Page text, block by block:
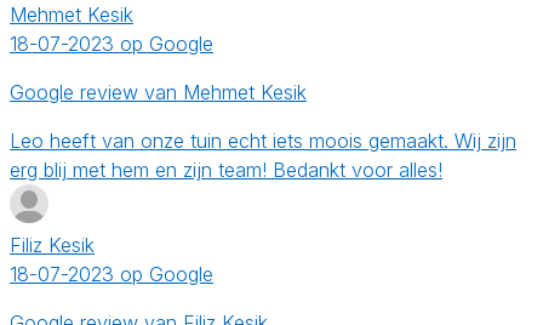
Mehmet Kesik
18-07-2023 op Google
Google review van Mehmet Kesik
Leo heeft van onze tuin echt iets moois gemaakt. Wij zijn
erg blij met hem en zijn team! Bedankt voor alles!
Filiz Kesik
18-07-2023 op Google